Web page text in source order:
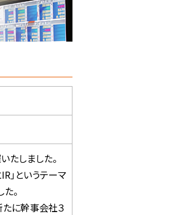
しました。
」というテーマ
。
に幹事会社３